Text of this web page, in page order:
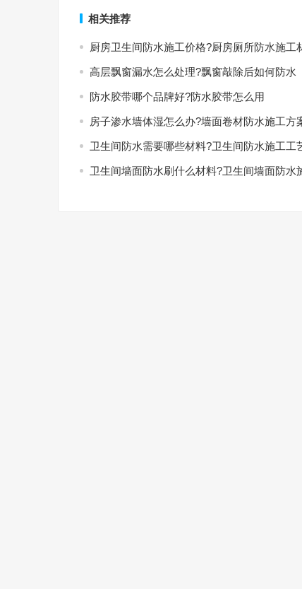
相关推荐
厨房卫生间防水施工价格?厨房厕所防水施工
高层飘窗漏水怎么处理?飘窗敲除后如何防水
防水胶带哪个品牌好?防水胶带怎么用
房子渗水墙体湿怎么办?墙面卷材防水施工方
卫生间防水需要哪些材料?卫生间防水施工工
卫生间墙面防水刷什么材料?卫生间墙面防水